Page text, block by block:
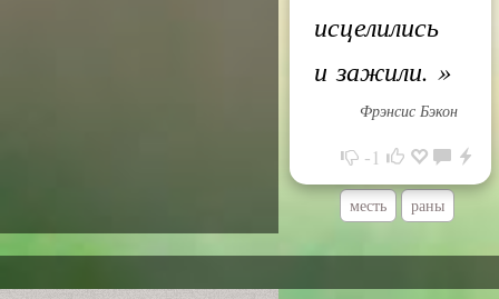
исцелились
и зажили. »
Фрэнсис Бэкон
-1
месть раны